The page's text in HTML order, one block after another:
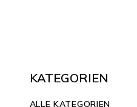
KATEGORIEN
ALLE KATEGORIEN